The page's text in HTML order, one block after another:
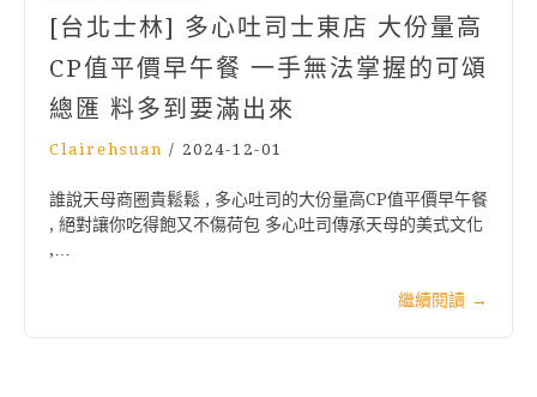
[台北士林] 多心吐司士東店 大份量高
CP值平價早午餐 一手無法掌握的可頌
總匯 料多到要滿出來
Clairehsuan / 2024-12-01
誰說天母商圈貴鬆鬆 , 多心吐司的大份量高CP值平價早午餐
, 絕對讓你吃得飽又不傷荷包 多心吐司傳承天母的美式文化
,…
繼續閱讀 →